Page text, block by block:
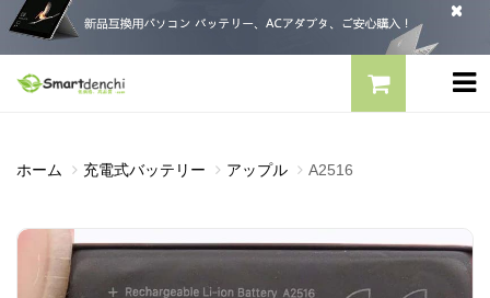
ホーム 充電式バッテリー アップル A2516